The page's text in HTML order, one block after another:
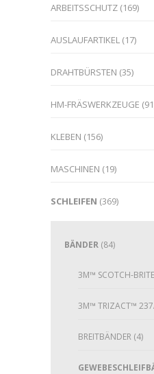
ARBEITSSCHUTZ (169)
AUSLAUFARTIKEL (17)
DRAHTBÜRSTEN (35)
HM-FRÄSWERKZEUGE
KLEBEN (156)
MASCHINEN (19)
SCHLEIFEN (369)
BÄNDER (84)
3M™ SCOTCH-
3M™ TRIZACT™
BREITBÄNDER (4)